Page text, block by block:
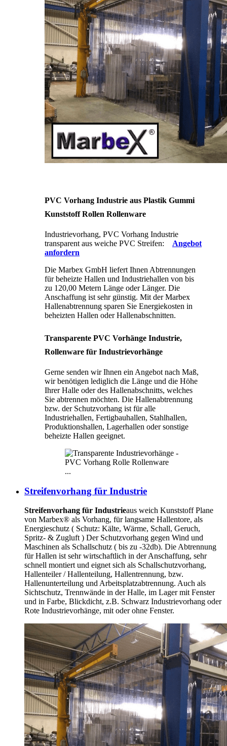
PVC Vorhang Industrie aus Plastik Gummi
Kunststoff Rollen Rollenware
Industrievorhang, PVC Vorhang Industrie
transparent aus weiche PVC Streifen:
Angebot
anfordern
Die Marbex GmbH liefert Ihnen Abtrennungen
für beheizte Hallen und Industriehallen von bis
zu 120,00 Metern Länge oder Länger. Die
Anschaffung ist sehr günstig. Mit der Marbex
Hallenabtrennung sparen Sie Energiekosten in
beheizten Hallen oder Hallenabschnitten.
Transparente PVC Vorhänge Industrie,
Rollenware für Industrievorhänge
Gerne senden wir Ihnen ein Angebot nach Maß,
wir benötigen lediglich die Länge und die Höhe
Ihrer Halle oder des Hallenabschnitts, welches
Sie abtrennen möchten. Die Hallenabtrennung
bzw. der Schutzvorhang ist für alle
Industriehallen, Fertigbauhallen, Stahlhallen,
Produktionshallen, Lagerhallen oder sonstige
beheizte Hallen geeignet.
...
Streifenvorhang für Industrie
Streifenvorhang für Industrieaus weich Kunststoff Plane
von Marbex® als Vorhang, für langsame Hallentore, als
Energieschutz ( Schutz: Kälte, Wärme, Schall, Geruch,
Spritz- & Zugluft ) Der Schutzvorhang gegen Wind und
Maschinen als Schallschutz ( bis zu -32db). Die Abtrennung
für Hallen ist sehr wirtschaftlich in der Anschaffung, sehr
schnell montiert und eignet sich als Schallschutzvorhang,
Hallenteiler /Hallenteilung, Hallentrennung, bzw.
Hallenunterteilung und Arbeitsplatzabtrennung. Auch als
Sichtschutz, Trennwände in der Halle, im Lager mit Fenster
und in Farbe, Blickdicht, z.B. Schwarz Industrievorhang oder
Rote Industrievorhänge, mit oder ohne Fenster.